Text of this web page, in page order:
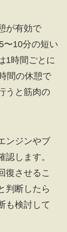
が有効で
〜10分の短い
1時間ごとに
間の休憩で
うと筋肉の
ンジンやブ
します。
復させるこ
判断したら
も検討して